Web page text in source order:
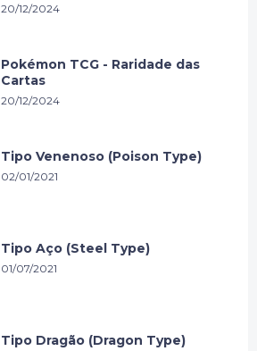
20/12/2024
Pokémon TCG - Raridade das
Cartas
20/12/2024
Tipo Venenoso (Poison Type)
02/01/2021
Tipo Aço (Steel Type)
01/07/2021
Tipo Dragão (Dragon Type)